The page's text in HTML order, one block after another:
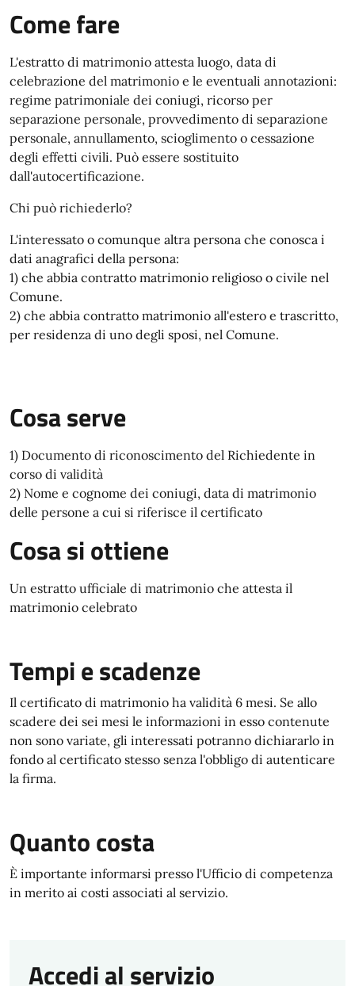
Come fare
L'estratto di matrimonio attesta luogo, data di
celebrazione del matrimonio e le eventuali annotazioni:
regime patrimoniale dei coniugi, ricorso per
separazione personale, provvedimento di separazione
personale, annullamento, scioglimento o cessazione
degli effetti civili. Può essere sostituito
dall'autocertificazione.
Chi può richiederlo?
L'interessato o comunque altra persona che conosca i
dati anagrafici della persona:
1) che abbia contratto matrimonio religioso o civile nel
Comune.
2) che abbia contratto matrimonio all'estero e trascritto,
per residenza di uno degli sposi, nel Comune.
Cosa serve
1) Documento di riconoscimento del Richiedente in
corso di validità
2) Nome e cognome dei coniugi, data di matrimonio
delle persone a cui si riferisce il certificato
Cosa si ottiene
Un estratto ufficiale di matrimonio che attesta il
matrimonio celebrato
Tempi e scadenze
Il certificato di matrimonio ha validità 6 mesi. Se allo
scadere dei sei mesi le informazioni in esso contenute
non sono variate, gli interessati potranno dichiararlo in
fondo al certificato stesso senza l'obbligo di autenticare
la firma.
Quanto costa
È importante informarsi presso l'Ufficio di competenza
in merito ai costi associati al servizio.
Accedi al servizio